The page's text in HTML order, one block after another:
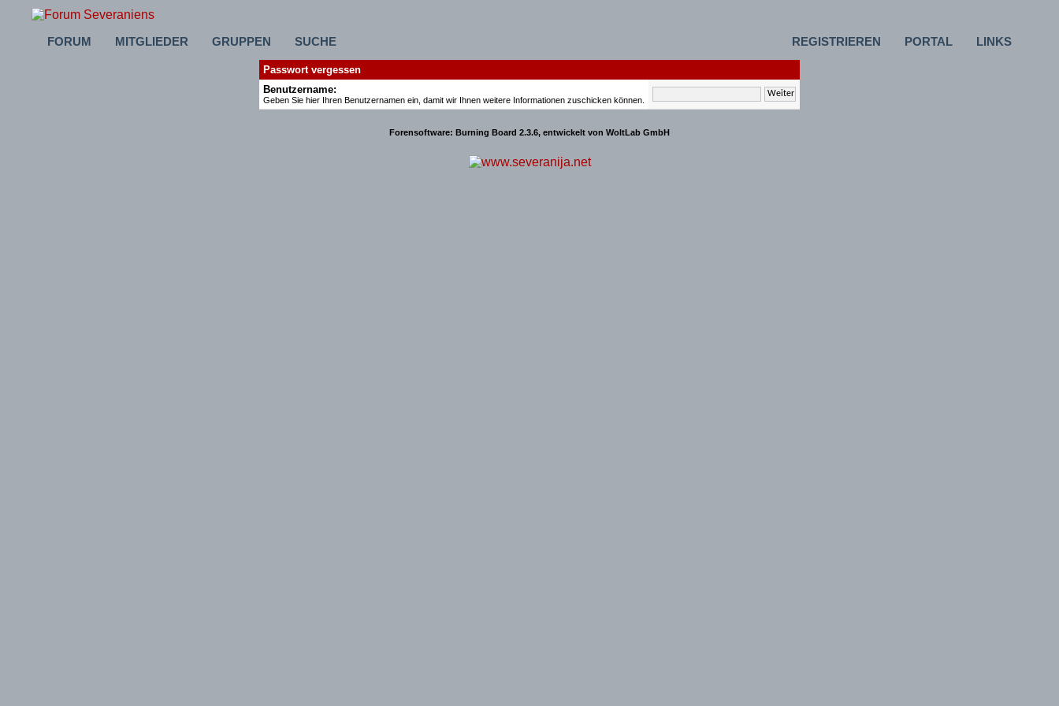
FORUM MITGLIEDER GRUPPEN SUCHE REGISTRIEREN PORTAL LINKS
Passwort vergessen
Benutzername:
Geben Sie hier Ihren Benutzernamen ein, damit wir Ihnen weitere Informationen zuschicken können.
Forensoftware: Burning Board 2.3.6, entwickelt von WoltLab GmbH